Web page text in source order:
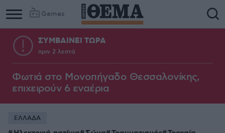
Games
ΣΥΜΒΑΙΝΕΙ ΤΩΡΑ
πριν 2 λεπτά
Φωτιά στο Μονοπήγαδο Θεσσαλονίκης,
επιχειρούν 6 εναέρια
ΕΛΛΑΔΑ